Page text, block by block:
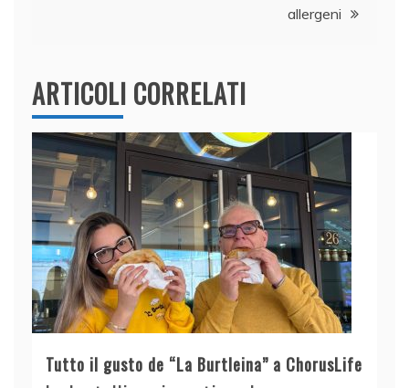
allergeni
ARTICOLI CORRELATI
Tutto il gusto de “La Burtleina” a ChorusLife